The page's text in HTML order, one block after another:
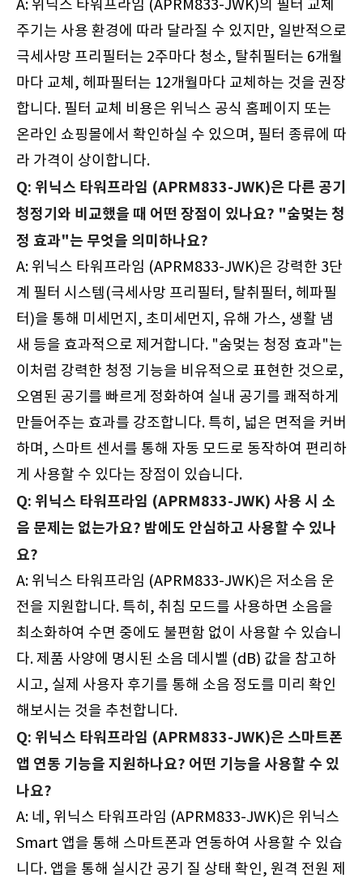
A: 위닉스 타워프라임 (APRM833-JWK)의 필터 교체
주기는 사용 환경에 따라 달라질 수 있지만, 일반적으로
극세사망 프리필터는 2주마다 청소, 탈취필터는 6개월
마다 교체, 헤파필터는 12개월마다 교체하는 것을 권장
합니다. 필터 교체 비용은 위닉스 공식 홈페이지 또는
온라인 쇼핑몰에서 확인하실 수 있으며, 필터 종류에 따
라 가격이 상이합니다.
Q: 위닉스 타워프라임 (APRM833-JWK)은 다른 공기
청정기와 비교했을 때 어떤 장점이 있나요? "숨멎는 청
정 효과"는 무엇을 의미하나요?
A: 위닉스 타워프라임 (APRM833-JWK)은 강력한 3단
계 필터 시스템(극세사망 프리필터, 탈취필터, 헤파필
터)을 통해 미세먼지, 초미세먼지, 유해 가스, 생활 냄
새 등을 효과적으로 제거합니다. "숨멎는 청정 효과"는
이처럼 강력한 청정 기능을 비유적으로 표현한 것으로,
오염된 공기를 빠르게 정화하여 실내 공기를 쾌적하게
만들어주는 효과를 강조합니다. 특히, 넓은 면적을 커버
하며, 스마트 센서를 통해 자동 모드로 동작하여 편리하
게 사용할 수 있다는 장점이 있습니다.
Q: 위닉스 타워프라임 (APRM833-JWK) 사용 시 소
음 문제는 없는가요? 밤에도 안심하고 사용할 수 있나
요?
A: 위닉스 타워프라임 (APRM833-JWK)은 저소음 운
전을 지원합니다. 특히, 취침 모드를 사용하면 소음을
최소화하여 수면 중에도 불편함 없이 사용할 수 있습니
다. 제품 사양에 명시된 소음 데시벨 (dB) 값을 참고하
시고, 실제 사용자 후기를 통해 소음 정도를 미리 확인
해보시는 것을 추천합니다.
Q: 위닉스 타워프라임 (APRM833-JWK)은 스마트폰
앱 연동 기능을 지원하나요? 어떤 기능을 사용할 수 있
나요?
A: 네, 위닉스 타워프라임 (APRM833-JWK)은 위닉스
Smart 앱을 통해 스마트폰과 연동하여 사용할 수 있습
니다. 앱을 통해 실시간 공기 질 상태 확인, 원격 전원 제